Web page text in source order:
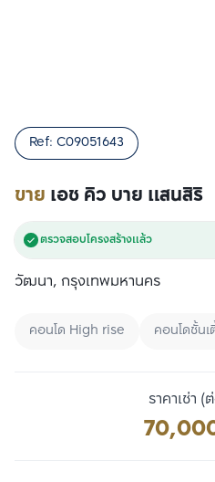
ขาย เอช คิว บาย แสนสิริ
Ref: C09051643
ตรวจสอบโครงสร้างแล้ว
วัฒนา, กรุงเทพมหานคร
คอนโด High rise คอนโดชั้นเ
ราคาเช่า (
เปรียบเทียบ